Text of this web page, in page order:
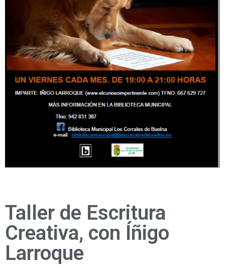
Taller de Escritura
Creativa, con Íñigo
Larroque